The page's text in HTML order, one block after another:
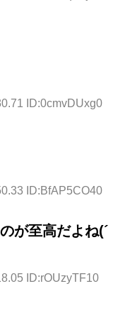
ID:0cmvDUxg0
ID:BfAP5CO40
が至高だよね
ID:rOUzyTF10